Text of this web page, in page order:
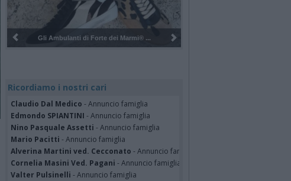
Pulizia del bosco del Rugareto a ...
Ricordiamo i nostri cari
Claudio Dal Medico - Annuncio famiglia
Edmondo SPIANTINI - Annuncio famiglia
Nino Pasquale Assetti - Annuncio famiglia
Mario Pacitti - Annuncio famiglia
Alverina Martini ved. Cecconato - Annuncio famiglia
Cornelia Masini Ved. Pagani - Annuncio famiglia
Valter Pulsinelli - Annuncio famiglia